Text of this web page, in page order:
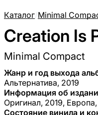
Каталог/Minimal
Creation Is
Minimal Compact
Жанр и год выхода
Альтернатива, 2019
Информация об
Оригинал, 2019,
Состояние винила и